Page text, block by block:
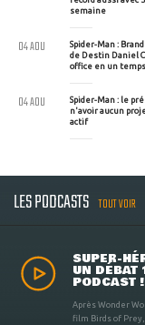
semaine
Spider-Man :
de Destin Daniel
office en un
04 AOU
Spider-Man : le
n'avoir aucun
actif
04 AOU
LES PODCASTS TOUT VOIR
SUPER-
UN
PODCAST !
Après Wonder
film Birds of